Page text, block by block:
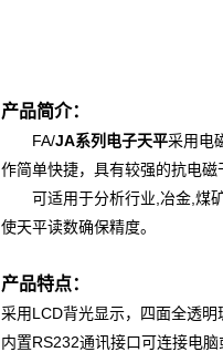
产品简介：
FA/JA系列电子天平采用电
作简单快捷，具有较强的抗电磁
可适用于分析行业,冶金,煤
使天平读数确保精度。
产品特点：
采用LCD背光显示，四面全透明
内置RS232通讯接口可连接电脑